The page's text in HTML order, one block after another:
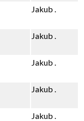
Jakub .
Jakub .
Jakub .
Jakub .
Jakub .